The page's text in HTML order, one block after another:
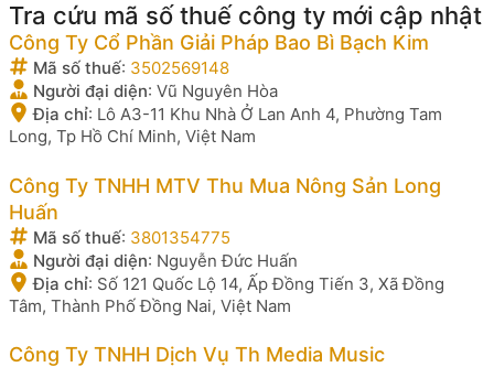
Tra cứu mã số thuế công ty mới cập nhật
Công Ty Cổ Phần Giải Pháp Bao Bì Bạch Kim
Mã số thuế: 3502569148
Người đại diện: Vũ Nguyên Hòa
Địa chỉ: Lô A3-11 Khu Nhà Ở Lan Anh 4, Phường Tam
Long, Tp Hồ Chí Minh, Việt Nam
Công Ty TNHH MTV Thu Mua Nông Sản Long
Huấn
Mã số thuế: 3801354775
Người đại diện: Nguyễn Đức Huấn
Địa chỉ: Số 121 Quốc Lộ 14, Ấp Đồng Tiến 3, Xã Đồng
Tâm, Thành Phố Đồng Nai, Việt Nam
Công Ty TNHH Dịch Vụ Th Media Music